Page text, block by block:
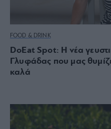
FOOD & DRINK
DoEat Spot: Η νέα
Γλυφάδας που μας
καλά